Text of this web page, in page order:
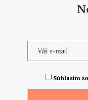
Súhlasím